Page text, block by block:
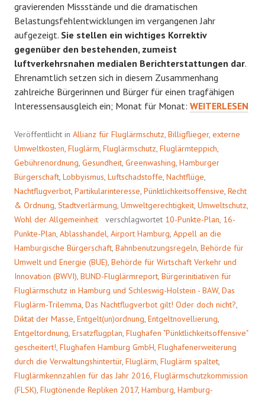
gravierenden Missstände und die dramatischen
Belastungsfehlentwicklungen im vergangenen Jahr
aufgezeigt. Sie stellen ein wichtiges Korrektiv
gegenüber den bestehenden, zumeist
luftverkehrsnahen medialen Berichterstattungen dar.
Ehrenamtlich setzen sich in diesem Zusammenhang
zahlreiche Bürgerinnen und Bürger für einen tragfähigen
Interessensausgleich ein; Monat für Monat: FLUGTÖNENDE
2017
WEITERLESEN
Veröffentlicht in Allianz für Fluglärmschutz, Billigflieger, externe
Umweltkosten, Fluglärm, Fluglärmschutz, Fluglärmteppich,
Gebührenordnung, Gesundheit, Greenwashing, Hamburger
Bürgerschaft, Lobbyismus, Luftschadstoffe, Nachtflüge,
Nachtflugverbot, Partikularinteresse, Pünktlichkeitsoffensive, Recht
& Ordnung, Stadtverlärmung, Umweltgerechtigkeit, Umweltschutz,
Wohl der Allgemeinheit
verschlagwortet 10-Punkte-Plan, 16-
Punkte-Plan, Ablasshandel, Airport Hamburg, Appell an die
Hamburgische Bürgerschaft, Bahnbenutzungsregeln, Behörde für
Umwelt und Energie (BUE), Behörde für Wirtschaft Verkehr und
Innovation (BWVI), BUND-Fluglärmreport, Bürgerinitiativen für
Fluglärmschutz in Hamburg und Schleswig-Holstein - BAW, Das
Fluglärm-Trilemma, Das Nachtflugverbot gilt! Oder doch nicht?,
Diktat der Masse, Entgelt(un)ordnung, Entgeltnovellierung,
Entgeltordnung, Ersatzflugplan, Flughafen "Pünktlichkeitsoffensive"
gescheitert!, Flughafen Hamburg GmbH, Flughafenerweiterung
durch die Verwaltungshintertür, Fluglärm, Fluglärm spaltet,
Fluglärmkennzahlen für das Jahr 2016, Fluglärmschutzkommission
(FLSK), Flugtönende Repliken 2017, Hamburg, Hamburg-